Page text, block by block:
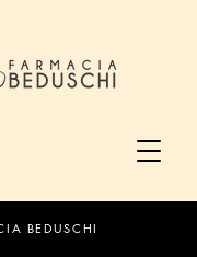
BEDUSCHI